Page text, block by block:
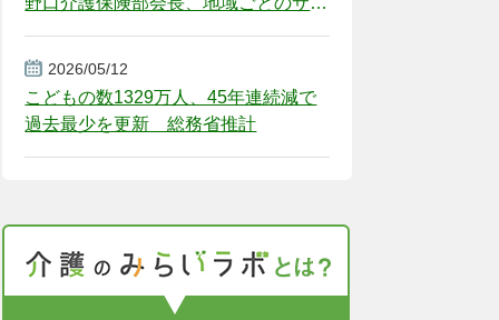
2026/05/12
こどもの数1329万人、45年連続減で
過去最少を更新 総務省推計